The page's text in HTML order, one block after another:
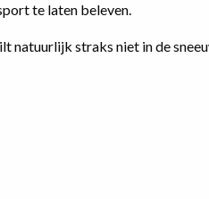
te laten beleven.
straks niet in de